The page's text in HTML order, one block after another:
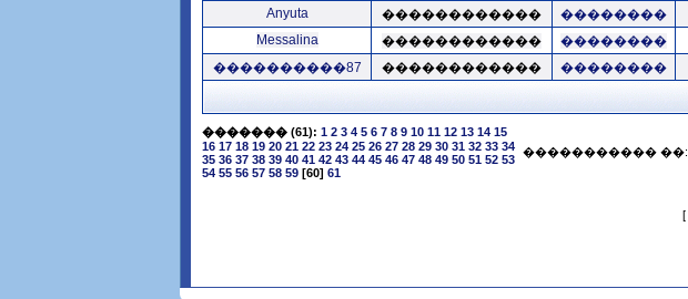
Anyuta
������������ ��������
Messalina
������������ ��������
����������87
������������ ��������
������� (61): 1 2 3 4 5 6 7 8 9 10 11 12 13 14 15
16 17 18 19 20 21 22 23 24 25 26 27 28 29 30 31 32 33 34
35 36 37 38 39 40 41 42 43 44 45 46 47 48 49 50 51 52 53
54 55 56 57 58 59 [60] 61
����������� ��:
[